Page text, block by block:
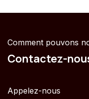
Comment pouvons
Contactez-
Appelez-nous